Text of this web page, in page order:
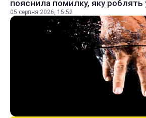
пояснила помилку, яку роблять
05 серпня 2026, 15:52